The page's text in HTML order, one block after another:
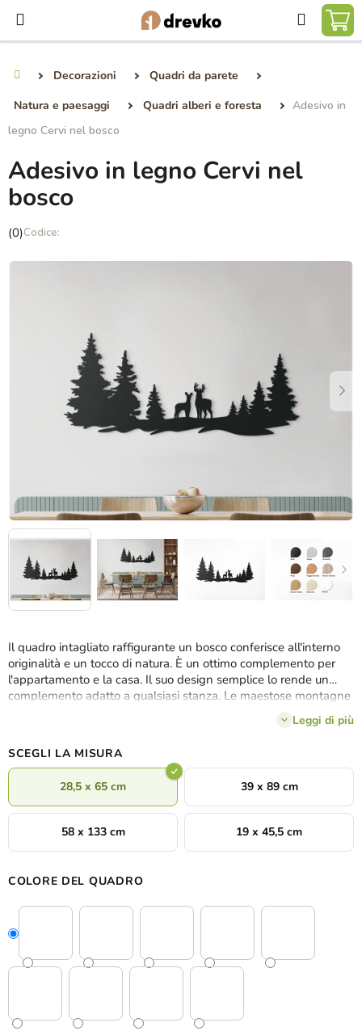
contenuto
Ricerca
Decorazioni
Quadri da parete
Natura e paesaggi
Quadri alberi e foresta
Adesivo in
legno Cervi nel bosco
Il quadro intagliato raffigurante un bosco conferisce all'interno
originalità e un tocco di natura. È un ottimo complemento per
l'appartamento e la casa. Il suo design semplice lo rende un
complemento adatto a qualsiasi stanza. Le maestose montagne
È possibile
scegliere tra diversi decori colorati e dimensioni del quadro.
Leggi di più
SCEGLI LA MISURA
28,5 x 65 cm 39 x 89 cm
58 x 133 cm 19 x 45,5 cm
COLORE DEL QUADRO
Adesivo in legno Cervi nel
bosco
La
media
(0)